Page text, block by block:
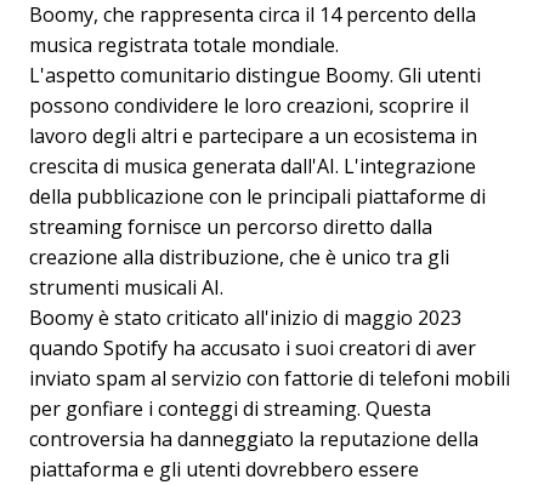
Boomy, che rappresenta circa il 14 percento della
musica registrata totale mondiale.
L'aspetto comunitario distingue Boomy. Gli utenti
possono condividere le loro creazioni, scoprire il
lavoro degli altri e partecipare a un ecosistema in
crescita di musica generata dall'AI. L'integrazione
della pubblicazione con le principali piattaforme di
streaming fornisce un percorso diretto dalla
creazione alla distribuzione, che è unico tra gli
strumenti musicali AI.
Boomy è stato criticato all'inizio di maggio 2023
quando Spotify ha accusato i suoi creatori di aver
inviato spam al servizio con fattorie di telefoni mobili
per gonfiare i conteggi di streaming. Questa
controversia ha danneggiato la reputazione della
piattaforma e gli utenti dovrebbero essere